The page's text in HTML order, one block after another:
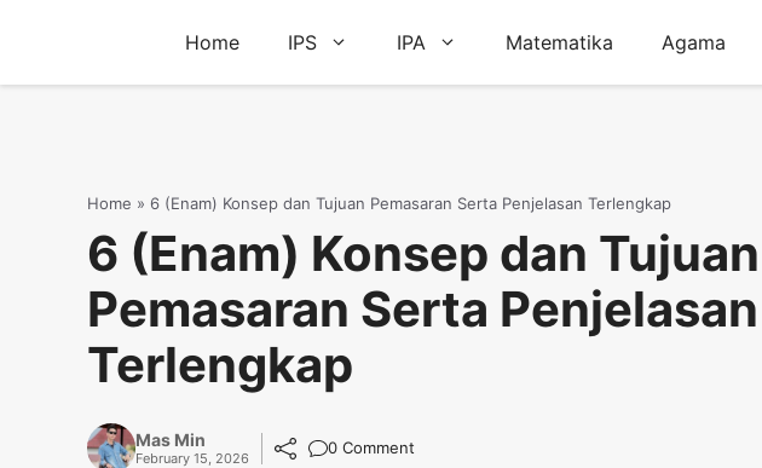
Home IPS IPA Matematika Agama
Home » 6 (Enam) Konsep dan Tujuan Pemasaran Serta Penjelasan Terlengkap
6 (Enam) Konsep dan Tujuan
Pemasaran Serta Penjelasan
Terlengkap
Mas Min
February 15, 2026
0 Comment